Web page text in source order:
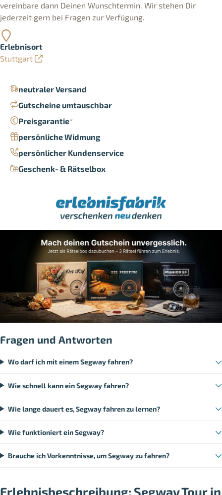
neutraler Versand
Gutscheine umtauschbar
Preisgarantie*
persönliche Widmung
persönlicher Kundenservice
Geschenk- & Rätselbox
vereinbare dann Deinen Wunschtermin. Wir stehen Dir
jederzeit gern bei Fragen zur Verfügung.
Erlebnisort
Stuttgart
Fragen und Antworten
Wo darf ich mit einem Segway fahren?
Wie schnell kann ein Segway fahren?
Wie lange dauert es, Segway fahren zu lernen?
Wie funktioniert ein Segway?
Brauche ich Vorkenntnisse, um Segway zu fahren?
Erlebnisbeschreibung: Segway Tour in